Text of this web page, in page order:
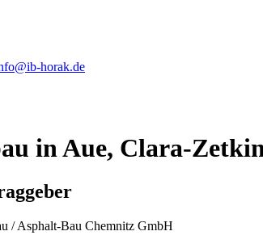
horak.de
in Aue, Clara-
/ Asphalt-Bau Chemnitz GmbH